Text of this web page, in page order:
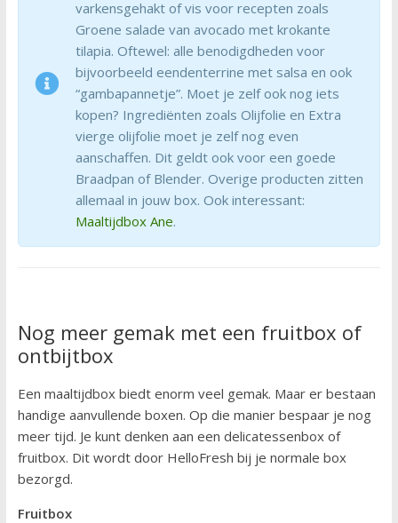
varkensgehakt of vis voor recepten zoals
Groene salade van avocado met krokante
tilapia. Oftewel: alle benodigdheden voor
bijvoorbeeld eendenterrine met salsa en ook
“gambapannetje”. Moet je zelf ook nog iets
kopen? Ingrediënten zoals Olijfolie en Extra
vierge olijfolie moet je zelf nog even
aanschaffen. Dit geldt ook voor een goede
Braadpan of Blender. Overige producten zitten
allemaal in jouw box. Ook interessant:
Maaltijdbox Ane.
Nog meer gemak met een fruitbox of
ontbijtbox
Een maaltijdbox biedt enorm veel gemak. Maar er bestaan
handige aanvullende boxen. Op die manier bespaar je nog
meer tijd. Je kunt denken aan een delicatessenbox of
fruitbox. Dit wordt door HelloFresh bij je normale box
bezorgd.
Fruitbox